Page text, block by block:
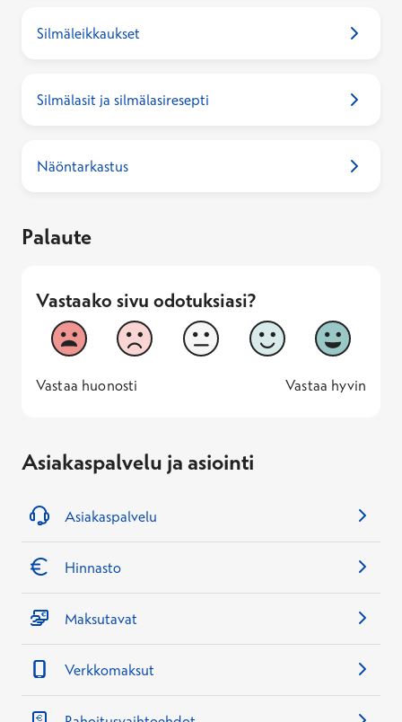
Silmäleikkaukset
Silmälasit ja silmälasiresepti
Näöntarkastus
Palaute
Vastaako sivu odotuksiasi?
Vastaako sivu odotuksiasi?
1
Vastaa huonosti
2 3 4
5
Vastaa
1 -
Vastaa huonosti
— 5 -
Vastaa hyvin
Asiakaspalvelu ja asiointi
Asiakaspalvelu
Hinnasto
Maksutavat
Verkkomaksut